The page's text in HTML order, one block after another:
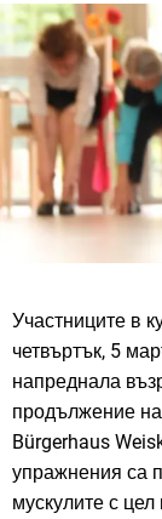
Участниците в
четвъртък, 5
напреднала
продължение
Bürgerhaus
упражнения са
мускулите с